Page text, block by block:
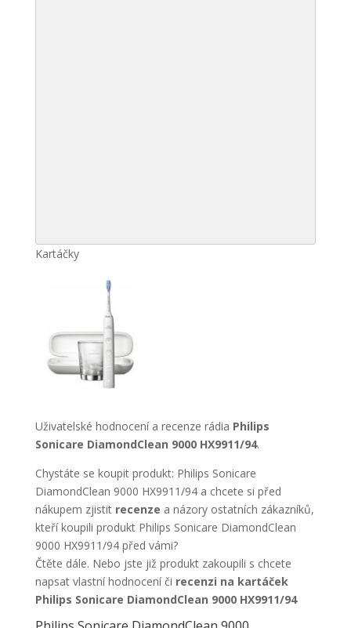
Kartáčky
Uživatelské hodnocení a recenze rádia Philips
Sonicare DiamondClean 9000 HX9911/94.
Chystáte se koupit produkt: Philips Sonicare
DiamondClean 9000 HX9911/94 a chcete si před
nákupem zjistit recenze a názory ostatních zákazníků,
kteří koupili produkt Philips Sonicare DiamondClean
9000 HX9911/94 před vámi?
Čtěte dále. Nebo jste již produkt zakoupili s chcete
napsat vlastní hodnocení či recenzi na kartáček
Philips Sonicare DiamondClean 9000 HX9911/94